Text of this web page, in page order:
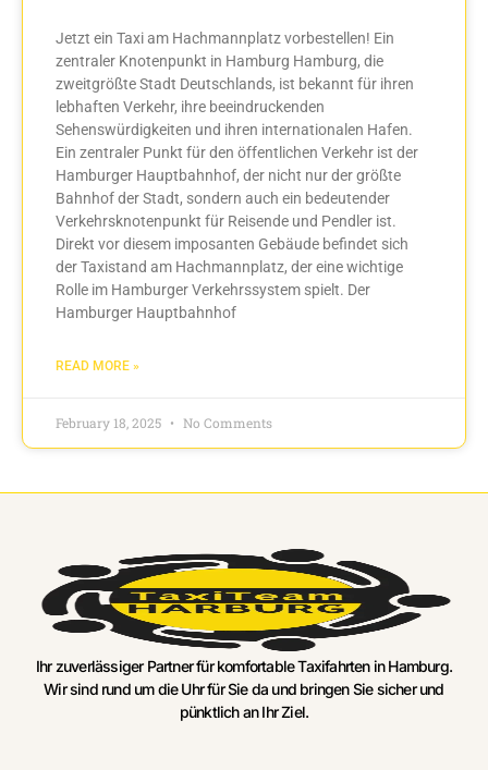
Jetzt ein Taxi am Hachmannplatz vorbestellen! Ein
zentraler Knotenpunkt in Hamburg Hamburg, die
zweitgrößte Stadt Deutschlands, ist bekannt für ihren
lebhaften Verkehr, ihre beeindruckenden
Sehenswürdigkeiten und ihren internationalen Hafen.
Ein zentraler Punkt für den öffentlichen Verkehr ist der
Hamburger Hauptbahnhof, der nicht nur der größte
Bahnhof der Stadt, sondern auch ein bedeutender
Verkehrsknotenpunkt für Reisende und Pendler ist.
Direkt vor diesem imposanten Gebäude befindet sich
der Taxistand am Hachmannplatz, der eine wichtige
Rolle im Hamburger Verkehrssystem spielt. Der
Hamburger Hauptbahnhof
READ MORE »
February 18, 2025 No Comments
Ihr zuverlässiger Partner für komfortable Taxifahrten in Hamburg.
Wir sind rund um die Uhr für Sie da und bringen Sie sicher und
pünktlich an Ihr Ziel.